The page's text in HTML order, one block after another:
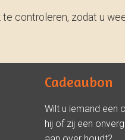
controleren, zodat u
Cadeaubon
Wilt u iemand een
hij of zij een